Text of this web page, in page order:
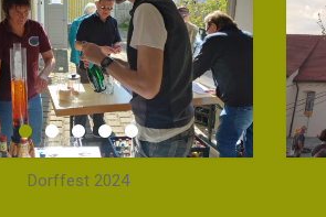
Dorffest 2024